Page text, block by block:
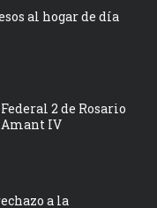
al hogar de día
2 de Rosario
IV
a la